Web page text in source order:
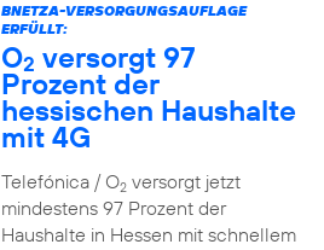
BNETZA-VERSORGUNGSAUFLAGE
ERFÜLLT:
O2 versorgt 97
Prozent der
hessischen Haushalte
mit 4G
Telefónica / O2versorgt jetzt
mindestens 97 Prozent der
Haushalte in Hessen mit schnellem